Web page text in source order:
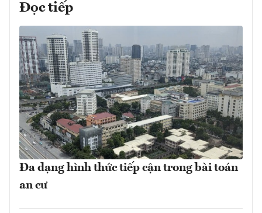
Đọc tiếp
Đa dạng hình thức tiếp cận trong bài toán
an cư